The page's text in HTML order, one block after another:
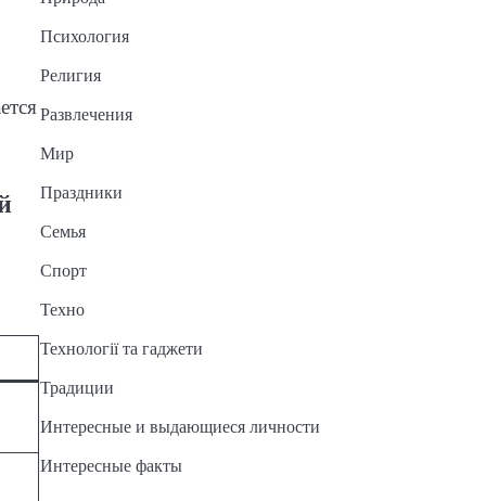
Психология
Религия
Развлечения
Мир
Праздники
Семья
Спорт
Техно
Технології та гаджети
Традиции
Интересные и выдающиеся личности
Интересные факты